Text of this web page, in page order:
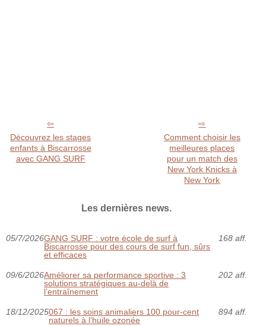
Découvrez les stages
enfants à Biscarrosse
avec GANG SURF
Comment choisir les
meilleures places
pour un match des
New York Knicks à
New York
Les dernières news.
05/7/2026GANG SURF : votre école de surf à
Biscarrosse pour des cours de surf fun, sûrs
et efficaces
168 aff.
09/6/2026Améliorer sa performance sportive : 3
solutions stratégiques au-delà de
l’entraînement
202 aff.
18/12/2025067 : les soins animaliers 100 pour-cent
naturels à l’huile ozonée
894 aff.